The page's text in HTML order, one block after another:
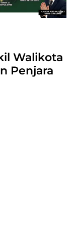
Walikota
Penjara